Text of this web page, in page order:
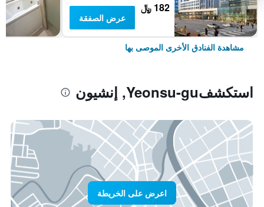
182 ﷼
عرض الصفقة
مشاهدة الفنادق الأخرى الموصى بها
استكشفYeonsu-gu, إنشيون
اعرض على الخريطة